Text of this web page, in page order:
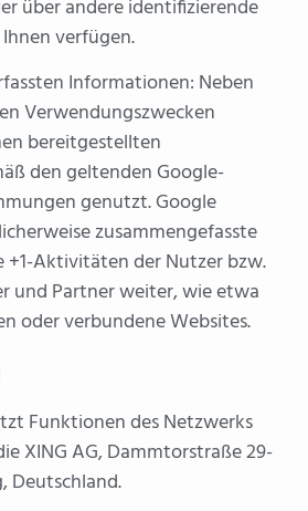
über andere identifizierende
verfügen.
Informationen: Neben
Verwendungszwecken
bereitgestellten
den geltenden Google-
genutzt. Google
zusammengefasste
+1-Aktivitäten der Nutzer bzw.
und Partner weiter, wie etwa
oder verbundene Websites.
Funktionen des Netzwerks
XING AG, Dammtorstraße 29-
Deutschland.